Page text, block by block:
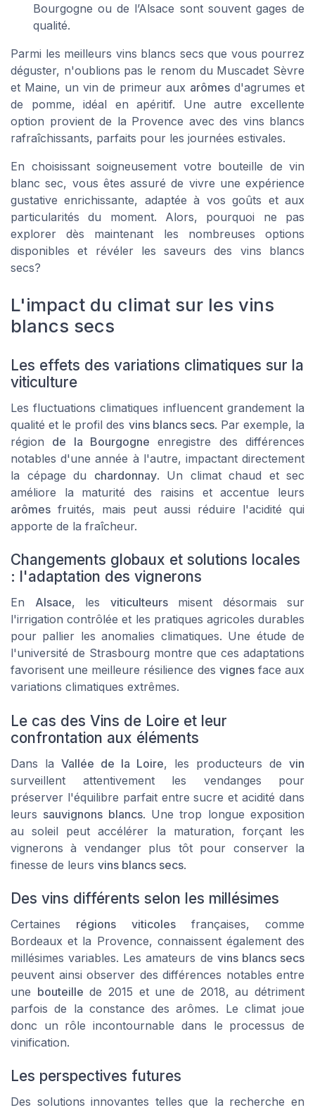
Bourgogne ou de l’Alsace sont souvent gages de
qualité.
Parmi les meilleurs vins blancs secs que vous pourrez
déguster, n'oublions pas le renom du Muscadet Sèvre
et Maine, un vin de primeur aux arômes d'agrumes et
de pomme, idéal en apéritif. Une autre excellente
option provient de la Provence avec des vins blancs
rafraîchissants, parfaits pour les journées estivales.
En choisissant soigneusement votre bouteille de vin
blanc sec, vous êtes assuré de vivre une expérience
gustative enrichissante, adaptée à vos goûts et aux
particularités du moment. Alors, pourquoi ne pas
explorer dès maintenant les nombreuses options
disponibles et révéler les saveurs des vins blancs
secs?
L'impact du climat sur les vins
blancs secs
Les effets des variations climatiques sur la
viticulture
Les fluctuations climatiques influencent grandement la
qualité et le profil des vins blancs secs. Par exemple, la
région de la Bourgogne enregistre des différences
notables d'une année à l'autre, impactant directement
la cépage du chardonnay. Un climat chaud et sec
améliore la maturité des raisins et accentue leurs
arômes fruités, mais peut aussi réduire l'acidité qui
apporte de la fraîcheur.
Changements globaux et solutions locales
: l'adaptation des vignerons
En Alsace, les viticulteursmisent désormais sur
l'irrigation contrôlée et les pratiques agricoles durables
pour pallier les anomalies climatiques. Une étude de
l'université de Strasbourg montre que ces adaptations
favorisent une meilleure résilience des vignesface aux
variations climatiques extrêmes.
Le cas des Vins de Loire et leur
confrontation aux éléments
Dans la Vallée de la Loire, les producteurs de vin
surveillent attentivement les vendanges pour
préserver l'équilibre parfait entre sucre et acidité dans
leurs sauvignons blancs. Une trop longue exposition
au soleil peut accélérer la maturation, forçant les
vignerons à vendanger plus tôt pour conserver la
finesse de leurs vins blancs secs.
Des vins différents selon les millésimes
Certaines régions viticolesfrançaises, comme
Bordeaux et la Provence, connaissent également des
millésimes variables. Les amateurs de vins blancs secs
peuvent ainsi observer des différences notables entre
une bouteille de 2015 et une de 2018, au détriment
parfois de la constance des arômes. Le climat joue
donc un rôle incontournable dans le processus de
vinification.
Les perspectives futures
Des solutions innovantes telles que la recherche en